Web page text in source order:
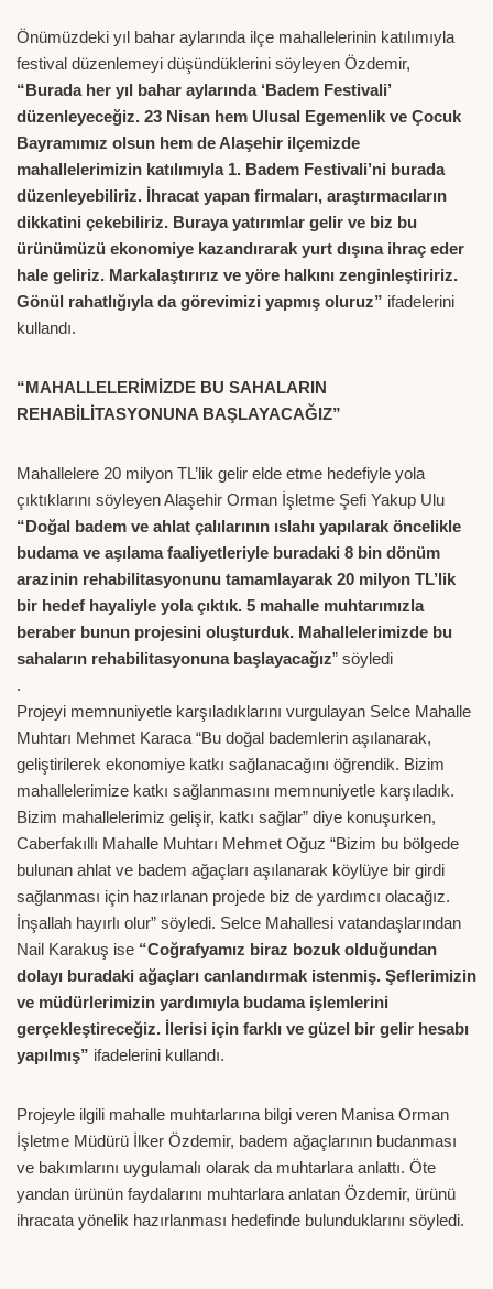
Önümüzdeki yıl bahar aylarında ilçe mahallelerinin katılımıyla
festival düzenlemeyi düşündüklerini söyleyen Özdemir,
“Burada her yıl bahar aylarında ‘Badem Festivali’
düzenleyeceğiz. 23 Nisan hem Ulusal Egemenlik ve Çocuk
Bayramımız olsun hem de Alaşehir ilçemizde
mahallelerimizin katılımıyla 1. Badem Festivali’ni burada
düzenleyebiliriz. İhracat yapan firmaları, araştırmacıların
dikkatini çekebiliriz. Buraya yatırımlar gelir ve biz bu
ürünümüzü ekonomiye kazandırarak yurt dışına ihraç eder
hale geliriz. Markalaştırırız ve yöre halkını zenginleştiririz.
Gönül rahatlığıyla da görevimizi yapmış oluruz” ifadelerini
kullandı.
“MAHALLELERİMİZDE BU SAHALARIN
REHABİLİTASYONUNA BAŞLAYACAĞIZ”
Mahallelere 20 milyon TL’lik gelir elde etme hedefiyle yola
çıktıklarını söyleyen Alaşehir Orman İşletme Şefi Yakup Ulu
“Doğal badem ve ahlat çalılarının ıslahı yapılarak öncelikle
budama ve aşılama faaliyetleriyle buradaki 8 bin dönüm
arazinin rehabilitasyonunu tamamlayarak 20 milyon TL’lik
bir hedef hayaliyle yola çıktık. 5 mahalle muhtarımızla
beraber bunun projesini oluşturduk. Mahallelerimizde bu
sahaların rehabilitasyonuna başlayacağız” söyledi
.
Projeyi memnuniyetle karşıladıklarını vurgulayan Selce Mahalle
Muhtarı Mehmet Karaca “Bu doğal bademlerin aşılanarak,
geliştirilerek ekonomiye katkı sağlanacağını öğrendik. Bizim
mahallelerimize katkı sağlanmasını memnuniyetle karşıladık.
Bizim mahallelerimiz gelişir, katkı sağlar” diye konuşurken,
Caberfakıllı Mahalle Muhtarı Mehmet Oğuz “Bizim bu bölgede
bulunan ahlat ve badem ağaçları aşılanarak köylüye bir girdi
sağlanması için hazırlanan projede biz de yardımcı olacağız.
İnşallah hayırlı olur” söyledi. Selce Mahallesi vatandaşlarından
Nail Karakuş ise “Coğrafyamız biraz bozuk olduğundan
dolayı buradaki ağaçları canlandırmak istenmiş. Şeflerimizin
ve müdürlerimizin yardımıyla budama işlemlerini
gerçekleştireceğiz. İlerisi için farklı ve güzel bir gelir hesabı
yapılmış” ifadelerini kullandı.
Projeyle ilgili mahalle muhtarlarına bilgi veren Manisa Orman
İşletme Müdürü İlker Özdemir, badem ağaçlarının budanması
ve bakımlarını uygulamalı olarak da muhtarlara anlattı. Öte
yandan ürünün faydalarını muhtarlara anlatan Özdemir, ürünü
ihracata yönelik hazırlanması hedefinde bulunduklarını söyledi.